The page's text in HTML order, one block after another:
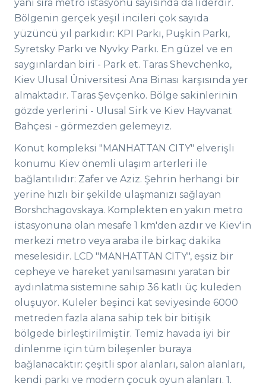
yanı sıra metro istasyonu sayısında da liderdir.
Bölgenin gerçek yeşil incileri çok sayıda
yüzüncü yıl parkıdır: KPI Parkı, Puşkin Parkı,
Syretsky Parkı ve Nyvky Parkı. En güzel ve en
saygınlardan biri - Park et. Taras Shevchenko,
Kiev Ulusal Üniversitesi Ana Binası karşısında yer
almaktadır. Taras Şevçenko. Bölge sakinlerinin
gözde yerlerini - Ulusal Sirk ve Kiev Hayvanat
Bahçesi - görmezden gelemeyiz.
Konut kompleksi "MANHATTAN CITY" elverişli
konumu Kiev önemli ulaşım arterleri ile
bağlantılıdır: Zafer ve Aziz. Şehrin herhangi bir
yerine hızlı bir şekilde ulaşmanızı sağlayan
Borshchagovskaya. Komplekten en yakın metro
istasyonuna olan mesafe 1 km'den azdır ve Kiev'in
merkezi metro veya araba ile birkaç dakika
meselesidir. LCD "MANHATTAN CITY", eşsiz bir
cepheye ve hareket yanılsamasını yaratan bir
aydınlatma sistemine sahip 36 katlı üç kuleden
oluşuyor. Kuleler beşinci kat seviyesinde 6000
metreden fazla alana sahip tek bir bitişik
bölgede birleştirilmiştir. Temiz havada iyi bir
dinlenme için tüm bileşenler buraya
bağlanacaktır: çeşitli spor alanları, salon alanları,
kendi parkı ve modern çocuk oyun alanları. 1.